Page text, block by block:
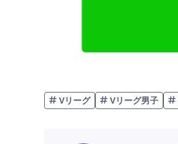
Vリーグ Vリーグ男子